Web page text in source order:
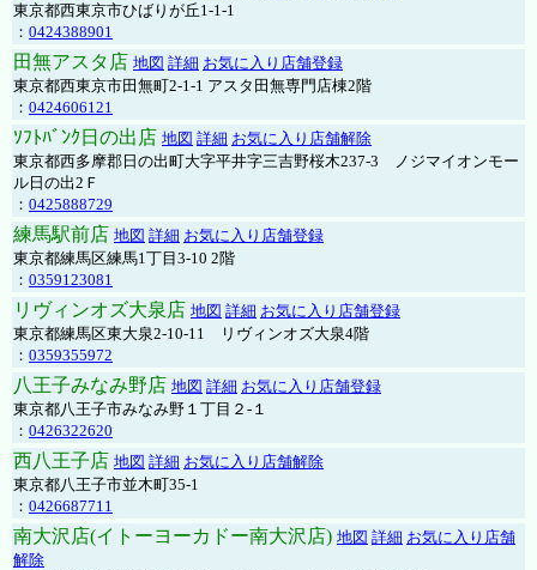
東京都西東京市ひばりが丘1-1-1
： 0424388901
田無アスタ店 地図 詳細 お気に入り店舗登録
東京都西東京市田無町2-1-1 アスタ田無専門店棟2階
： 0424606121
ｿﾌﾄﾊﾞﾝｸ日の出店 地図 詳細 お気に入り店舗解除
東京都西多摩郡日の出町大字平井字三吉野桜木237-3 ノジマイオンモー
ル日の出2Ｆ
： 0425888729
練馬駅前店 地図 詳細 お気に入り店舗登録
東京都練馬区練馬1丁目3-10 2階
： 0359123081
リヴィンオズ大泉店 地図 詳細 お気に入り店舗登録
東京都練馬区東大泉2-10-11 リヴィンオズ大泉4階
： 0359355972
八王子みなみ野店 地図 詳細 お気に入り店舗登録
東京都八王子市みなみ野１丁目２-１
： 0426322620
西八王子店 地図 詳細 お気に入り店舗解除
東京都八王子市並木町35-1
： 0426687711
南大沢店(イトーヨーカドー南大沢店) 地図 詳細 お気に入り店舗
解除